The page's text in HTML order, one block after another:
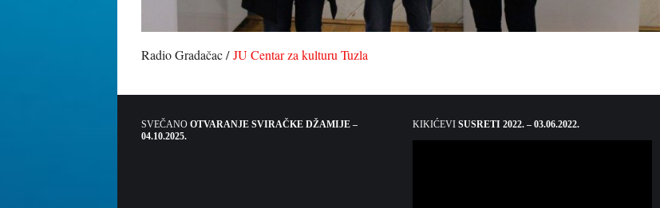
Radio Gradačac /JU Centar za kulturu Tuzla
SVEČANO OTVARANJE SVIRAČKE DŽAMIJE –
04.10.2025.
KIKIĆEVI SUSRETI 2022. – 03.06.2022.